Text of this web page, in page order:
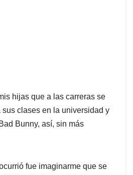
hijas que a las carreras se
clases en la universidad y
Bunny, así, sin más
fue imaginarme que se